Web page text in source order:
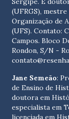
(UFRGS),
Organização de
(UFS). Contato:
Campos. Bloco
Rondon, S/N -
Jane Semeão:
de Ensino de
doutora em
especialista em
licenciada em